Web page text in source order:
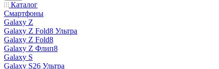
Каталог
Смартфоны
Galaxy Z
Galaxy Z Fold8 Ультра
Galaxy Z Fold8
Galaxy Z Флип8
Galaxy S
Galaxy S26 Ультра